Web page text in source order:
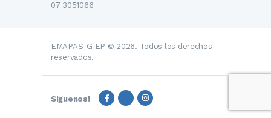
07 3051066
EMAPAS-G EP © 2026. Todos los derechos
reservados.
Síguenos!